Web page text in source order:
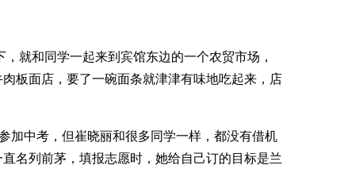
就和同学一起来到宾馆东边的一个农贸市场，
板面店，要了一碗面条就津津有味地吃起来，店
加中考，但崔晓丽和很多同学一样，都没有借机
名列前茅，填报志愿时，她给自己订的目标是兰